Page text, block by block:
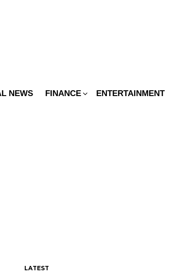
NEWS FINANCE ENTERTAINMENT
LATEST